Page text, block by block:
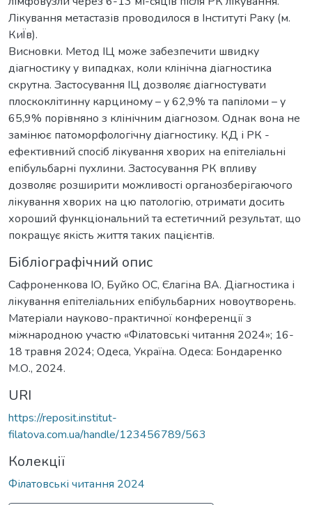
Лікування метастазів проводилося в Інституті Раку (м.
КиЇв).
Висновки. Метод ІЦ може забезпечити швидку
діагностику у випадках, коли клінічна діагностика
скрутна. Застосування ІЦ дозволяє діагностувати
плоскоклітинну карциному – у 62,9% та папіломи – у
65,9% порівняно з клінічним діагнозом. Однак вона не
замінює патоморфологічну діагностику. КД і РК -
ефективний спосіб лікування хворих на епітеліальні
епібульбарні пухлини. Застосування РК впливу
дозволяє розширити можливості органозберігаючого
лікування хворих на цю патологію, отримати досить
хороший функціональний та естетичний результат, що
покращує якість життя таких пацієнтів.
Бібліографічний опис
Сафроненкова ІО, Буйко ОС, Єлагіна ВА. Діагностика і
лікування епітеліальних епібульбарних новоутворень.
Матеріали науково-практичної конференції з
міжнародною участю «Філатовські читання 2024»; 16-
18 травня 2024; Одеса, Україна. Одеса: Бондаренко
М.О., 2024.
URI
https://reposit.institut-
filatova.com.ua/handle/123456789/563
Колекції
Філатовські читання 2024